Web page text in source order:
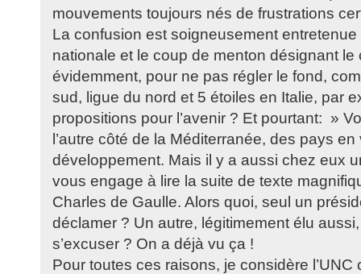
mouvements toujours nés de frustrations
La confusion est soigneusement
nationale et le coup de menton désignant le
évidemment, pour ne pas régler le fond,
sud, ligue du nord et 5 étoiles en Italie, par
propositions pour l’avenir ? Et pourtant: »
l’autre côté de la Méditerranée, des pays en
développement. Mais il y a aussi chez eux
vous engage à lire la suite de texte
Charles de Gaulle. Alors quoi, seul un
déclamer ? Un autre, légitimement élu
s’excuser ? On a déjà vu ça !
Pour toutes ces raisons, je considère